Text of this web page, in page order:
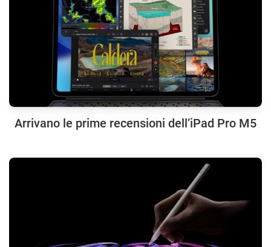
Arrivano le prime recensioni dell’iPad Pro M5